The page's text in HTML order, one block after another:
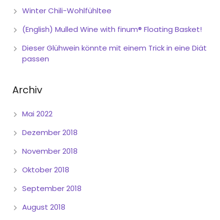
Winter Chili-Wohlfühltee
(English) Mulled Wine with finum® Floating Basket!
Dieser Glühwein könnte mit einem Trick in eine Diät
passen
Archiv
Mai 2022
Dezember 2018
November 2018
Oktober 2018
September 2018
August 2018